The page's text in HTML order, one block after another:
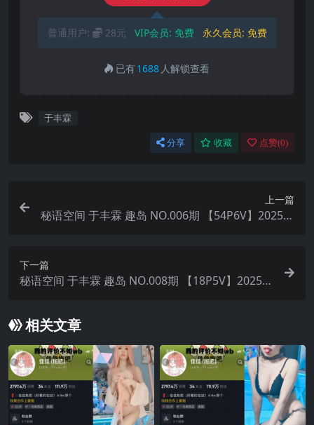
普通用户: 28元 VIP会员: 免费 永久会员: 免费
已有1688 人解锁查看
于丰霖
分享 收藏 点赞(0)
上一篇
秘语空间 于丰霖 趣岛 NO.006期 【54P6V】2025年
下一篇
秘语空间 于丰霖 趣岛 NO.008期 【18P5V】2025年
相关文章